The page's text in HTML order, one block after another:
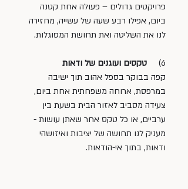
פרויקטים גדולים – פעולה אחת קטנה
ביום, אפילו רבע שעה של עשייה, מחזירה
לנו את השליטה ואת תחושת המסוגלות.
6)
טקסים ועוגנים של ודאות
קפה בבוקר בספל אהוב תוך ישיבה
במרפסת, ארוחה משפחתית אחת ביום,
צעידה מסביב לאזור הבית בשעת בין
ערביים, או כל טקס אחר שאתן עושות -
מעניק לנו תחושה של יציבות ואיזושהי
ודאות, בתוך אי-הודאות.